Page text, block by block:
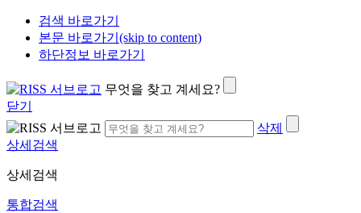
검색 바로가기
본문 바로가기(skip to content)
하단정보 바로가기
무엇을 찾고 계세요?
닫기
삭제
상세검색
상세검색
통합검색